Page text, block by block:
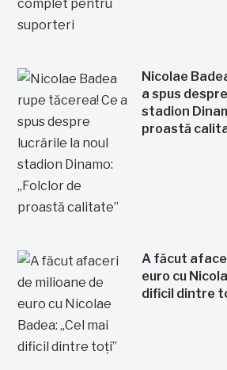
Nicolae
a spus
stadion
proastă
A făcut
euro cu
dificil dintre